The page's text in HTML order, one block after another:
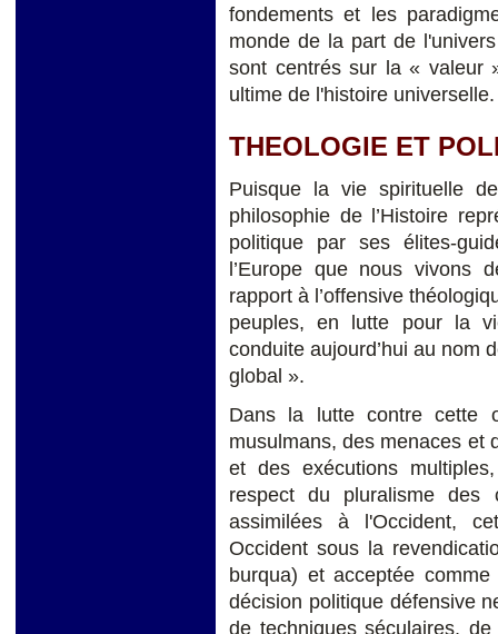
fondements et les
monde de la part de
sont centrés sur la « valeur
ultime de l'histoire universelle.
THEOLOGIE ET
Puisque la vie spirituelle
philosophie de l’Histoire
politique par ses élites-
l’Europe que nous vivons
rapport à l’offensive
peuples, en lutte pour la
conduite aujourd’hui au nom
global ».
Dans la lutte contre cette
musulmans, des menaces et
et des exécutions
respect du pluralisme des
assimilées à l'Occident,
Occident sous la
burqua) et acceptée
décision politique défensive
de techniques séculaires,